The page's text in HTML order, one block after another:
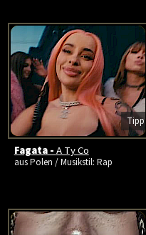
Tipp
Fagata -A Ty Co
aus Polen / Musikstil: Rap